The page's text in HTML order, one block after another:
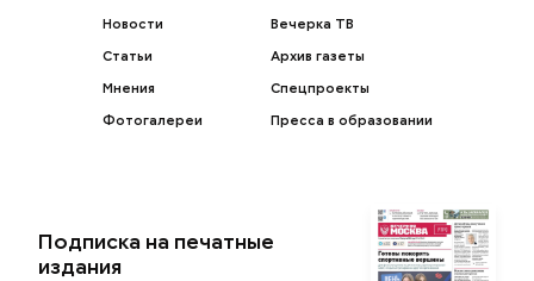
Новости
Статьи
Мнения
Фотогалереи
Вечерка ТВ
Архив газеты
Спецпроекты
Пресса в образовании
Подписка на печатные
издания